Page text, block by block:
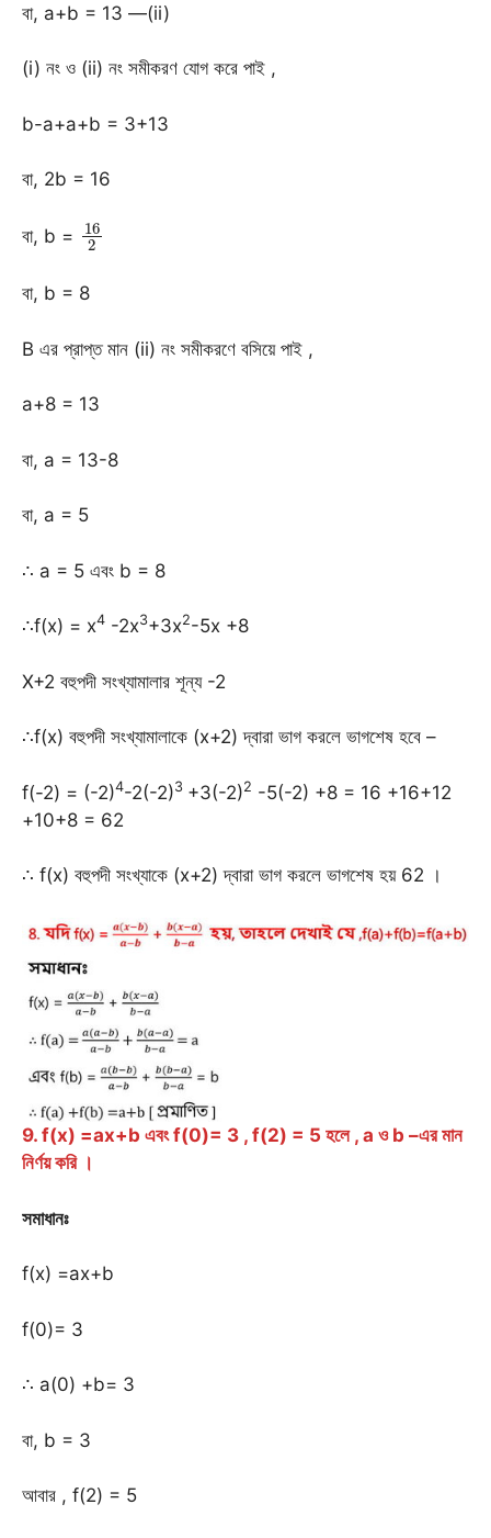
বা, a+b = 13 —(ii)
(i) নং ও (ii) নং সমীকরণ যোগ করে পাই ,
b-a+a+b = 3+13
বা, 2b = 16
বা, b =
16
বা, b = 8
B এর প্রাপ্ত মান (ii) নং সমীকরণে বসিয়ে পাই ,
a+8 = 13
বা, a = 13-8
বা, a = 5
∴ a = 5 এবং b = 8
∴f(x) = x4 -2x3+3x2-5x +8
X+2 বহুপদী সংখ্যামালার শূন্য -2
∴f(x) বহুপদী সংখ্যামালাকে (x+2) দ্বারা ভাগ করলে ভাগশেষ হবে –
f(-2) = (-2)4-2(-2)3 +3(-2)2 -5(-2) +8 = 16 +16+12
+10+8 = 62
∴ f(x) বহুপদী সংখ্যাকে (x+2) দ্বারা ভাগ করলে ভাগশেষ হয় 62 ।
9. f(x) =ax+b এবং f(0)= 3 , f(2) = 5 হলে , a ও b –এর মান
নির্ণয় করি ।
সমাধানঃ
f(x) =ax+b
f(0)= 3
∴ a(0) +b= 3
বা, b = 3
আবার , f(2) = 5